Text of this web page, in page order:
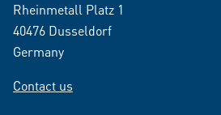
Rheinmetall Platz 1
40476 Dusseldorf
Germany
Contact us